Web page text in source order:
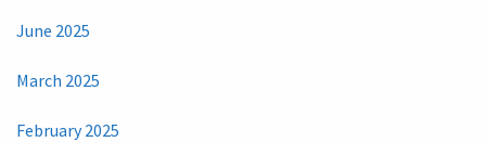
June 2025
March 2025
February 2025